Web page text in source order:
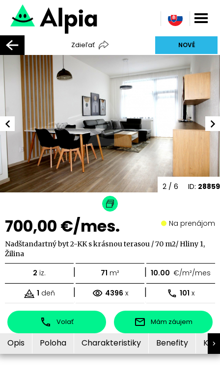
Zdieľať NOVÉ
ID: 28859
2 / 6
700,00 €/mes. Na prenájom
Nadštandartný byt 2-KK s krásnou terasou / 70 m2/ Hliny 1,
Žilina
2 iz. | 71 m² | 10.00 €/m²/mes
1 deň | 4396 x | 101 x
Volať Mám záujem
Opis Poloha Charakteristiky Benefity